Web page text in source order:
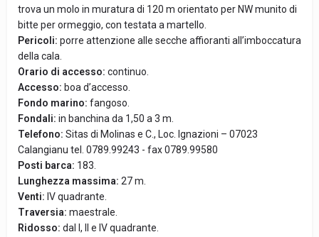
trova un molo in muratura di 120 m orientato per NW munito di
bitte per ormeggio, con testata a martello.
Pericoli: porre attenzione alle secche affioranti all’imboccatura
della cala.
Orario di accesso: continuo.
Accesso: boa d’accesso.
Fondo marino: fangoso.
Fondali: in banchina da 1,50 a 3 m.
Telefono: Sitas di Molinas e C., Loc. Ignazioni – 07023
Calangianu tel. 0789.99243 - fax 0789.99580
Posti barca: 183.
Lunghezza massima: 27 m.
Venti: IV quadrante.
Traversia: maestrale.
Ridosso: dal I, II e IV quadrante.